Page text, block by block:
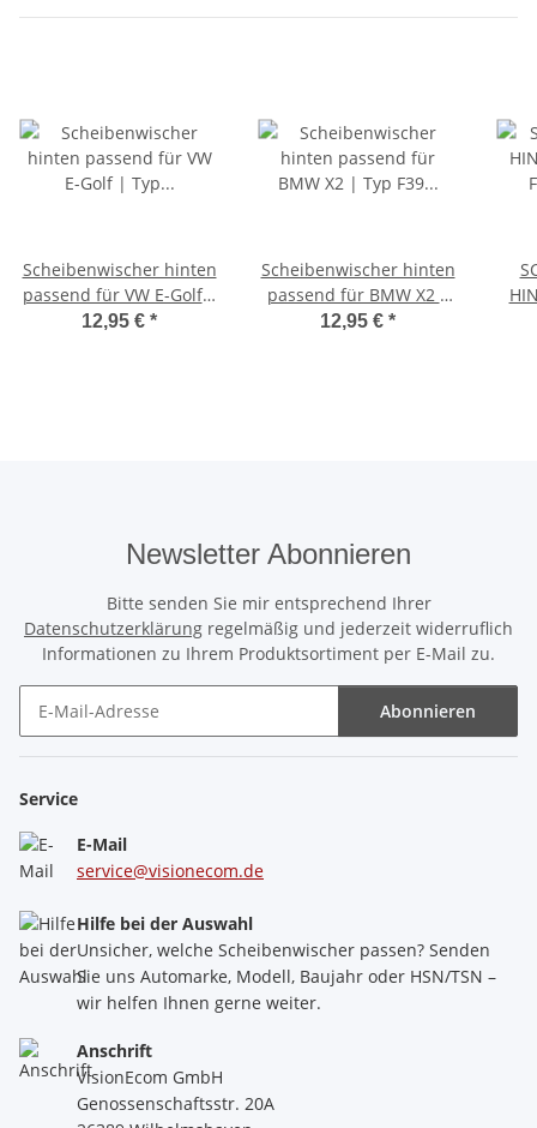
Scheibenwischer hinten
passend für VW E-Golf |
Typ BE1 / BE2 | BJ 2014-
12,95 € *
Scheibenwischer hinten
passend für BMW X2 |
Typ F39 | BJ ab 2018>
12,95 € *
Newsletter Abonnieren
Bitte senden Sie mir entsprechend Ihrer
Datenschutzerklärung regelmäßig und jederzeit widerruflich
Informationen zu Ihrem Produktsortiment per E-Mail zu.
Abonnieren
Service
E-Mail
service@visionecom.de
Hilfe bei der Auswahl
Unsicher, welche Scheibenwischer passen? Senden
Sie uns Automarke, Modell, Baujahr oder HSN/TSN –
wir helfen Ihnen gerne weiter.
Anschrift
VisionEcom GmbH
Genossenschaftsstr. 20A